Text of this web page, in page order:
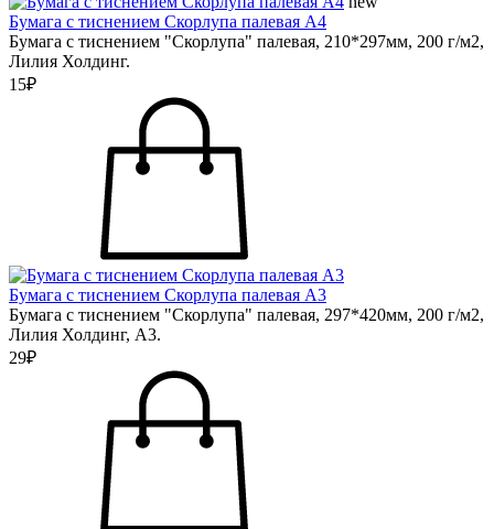
Бумага с тиснением Скорлупа палевая А4
Бумага с тиснением "Скорлупа" палевая, 210*297мм, 200 г/м2,
Лилия Холдинг.
15₽
Бумага с тиснением Скорлупа палевая А3
Бумага с тиснением "Скорлупа" палевая, 297*420мм, 200 г/м2,
Лилия Холдинг, А3.
29₽